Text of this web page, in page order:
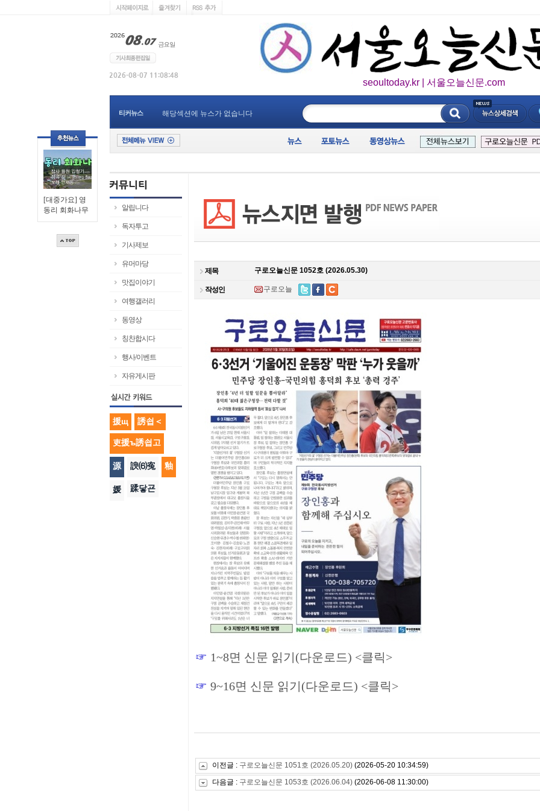
[대중가요] 영
동리 회화나무
seoultoday.kr | 서울오늘신문.com
티커뉴스 해당섹션에 뉴스가 없습니다
알립니다
독자투고
기사제보
유머마당
맛집이야기
여행갤러리
동영상
칭찬합시다
행사/이벤트
자유게시판
援щ 誘쇱＜
吏援ъ誘쇱고
源 諛⑹寃 釉
媛 蹂닿굔
제목 구로오늘신문 1052호 (2026.05.30)
작성인 구로오늘
☞ 1~8면 신문 읽기(다운로드) <클릭>
☞ 9~16면 신문 읽기(다운로드) <클릭>
이전글 : 구로오늘신문 1051호 (2026.05.20) (2026-05-20 10:34:59)
다음글 : 구로오늘신문 1053호 (2026.06.04) (2026-06-08 11:30:00)